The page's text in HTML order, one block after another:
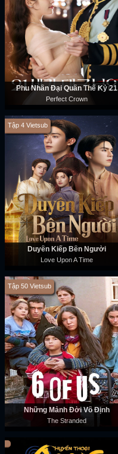
Phu Nhân Đại Quân Thế Kỷ 21
Perfect Crown
Tập 4 Vietsub
Duyên Kiếp Bên Người
Love Upon A Time
Tập 50 Vietsub
Những Mảnh Đời Vô Định
The Stranded